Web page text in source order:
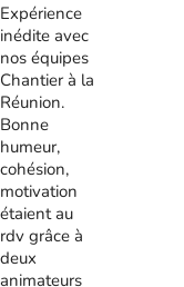
Expérience
inédite avec
nos équipes
Chantier à la
Réunion.
Bonne
humeur,
cohésion,
motivation
étaient au
rdv grâce à
deux
animateurs